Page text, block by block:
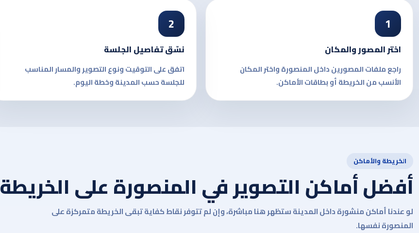
1
اختر المصور والمكان
راجع ملفات المصورين داخل المنصورة واختر المكان
الأنسب من الخريطة أو بطاقات الأماكن.
2
نسّق تفاصيل الجلسة
اتفق على التوقيت ونوع التصوير والمسار المناسب
للجلسة حسب المدينة وخطة اليوم.
الخريطة والأماكن
أفضل أماكن التصوير في المنصورة على الخريطة
لو عندنا أماكن منشورة داخل المدينة ستظهر هنا مباشرة، وإن لم تتوفر نقاط كفاية تبقى الخريطة متمركزة على
المنصورة نفسها.